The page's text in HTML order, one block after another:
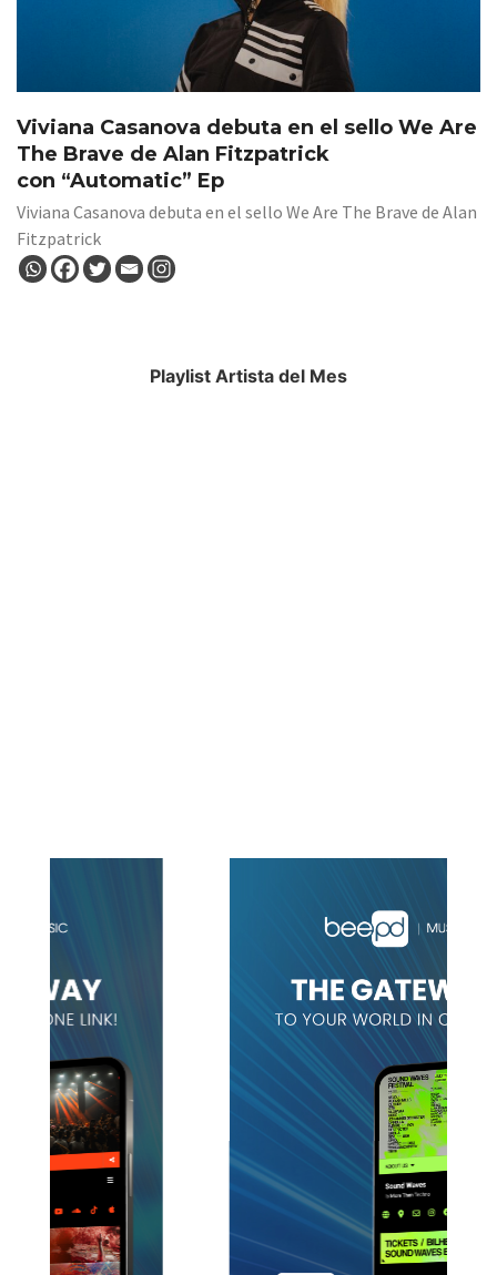
Viviana Casanova debuta en el sello We Are
The Brave de Alan Fitzpatrick
con “Automatic” Ep
Viviana Casanova debuta en el sello We Are The Brave de Alan
Fitzpatrick
Playlist Artista del Mes